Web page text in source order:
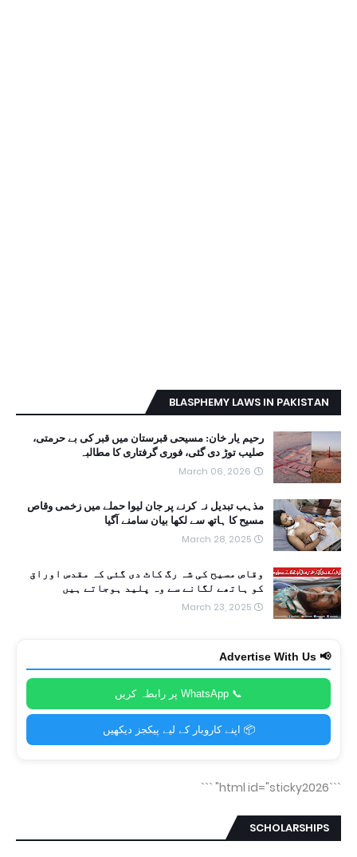
BLASPHEMY LAWS IN PAKISTAN
رحیم یار خان: مسیحی قبرستان میں قبر کی بے حرمتی،
صلیب توڑ دی گئی، فوری گرفتاری کا مطالبہ
March 06, 2026
مذہب تبدیل نہ کرنے پر جان لیوا حملے میں زخمی وقاص
مسیح کا ہاتھ سے لکھا بیان سامنے آگیا
March 28, 2025
وقاص مسیح کی شہ رگ کاٹ دی گئی کہ مقدس اوراق
کو ہاتھے لگانے سے وہ پلید ہوجاتے ہیں
March 23, 2025
📢 Advertise With Us
📞 WhatsApp پر رابطہ کریں
📦 اپنے کاروبار کے لیے پیکجز دیکھیں
```html id="sticky2026"
```
SCHOLARSHIPS